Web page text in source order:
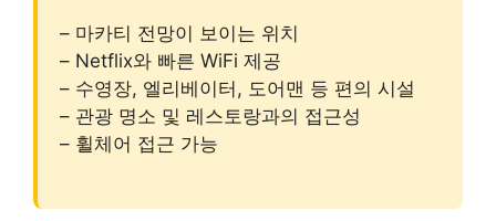
– 마카티 전망이 보이는 위치
– Netflix와 빠른 WiFi 제공
– 수영장, 엘리베이터, 도어맨 등 편의 시설
– 관광 명소 및 레스토랑과의 접근성
– 휠체어 접근 가능